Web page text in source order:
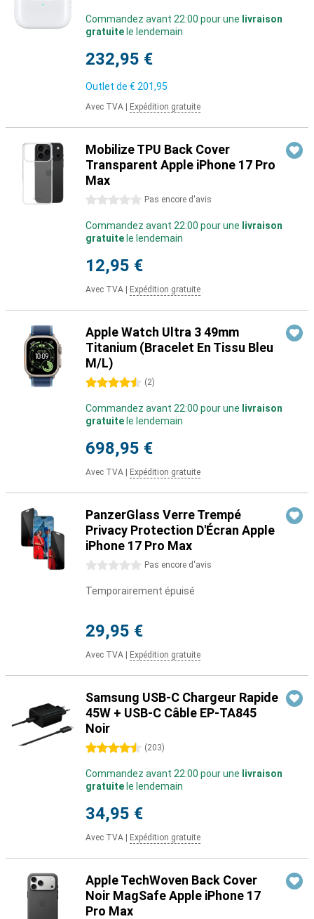
Commandez avant 22:00 pour une livraison
gratuite le lendemain
232,95 €
Outlet de € 201,95
Avec TVA Expédition gratuite
Mobilize TPU Back Cover
Transparent Apple iPhone 17 Pro
Max
0 étoiles Pas encore d'avis
Commandez avant 22:00 pour une livraison
gratuite le lendemain
12,95 €
Avec TVA Expédition gratuite
Apple Watch Ultra 3 49mm
Titanium (Bracelet En Tissu Bleu
M/L)
4.5 étoiles (2)
Commandez avant 22:00 pour une livraison
gratuite le lendemain
698,95 €
Avec TVA Expédition gratuite
PanzerGlass Verre Trempé
Privacy Protection D'Écran Apple
iPhone 17 Pro Max
0 étoiles Pas encore d'avis
Temporairement épuisé
29,95 €
Avec TVA Expédition gratuite
Samsung USB-C Chargeur Rapide
45W + USB-C Câble EP-TA845
Noir
4.5 étoiles (203)
Commandez avant 22:00 pour une livraison
gratuite le lendemain
34,95 €
Avec TVA Expédition gratuite
Apple TechWoven Back Cover
Noir MagSafe Apple iPhone 17
Pro Max